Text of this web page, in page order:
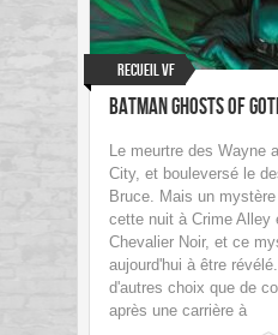
Recueil VF
Batman Ghosts of
Le meurtre des Wayne
City, et bouleversé le
Bruce. Mais un
cette nuit à Crime Alley
Chevalier Noir, et ce
aujourd'hui à être
d'autres choix que de
après une carrière à